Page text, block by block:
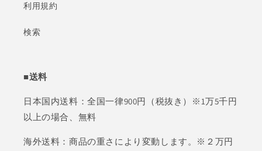
利用規約
検索
■送料
日本国内送料：全国一律900円（税抜き）※1万5千円
以上の場合、無料
海外送料：商品の重さにより変動します。※２万円